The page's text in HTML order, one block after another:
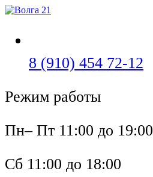
Перейти
8 (910) 454 72-12
Режим работы
Пн– Пт 11:00 до 19:00
Сб 11:00 до 18:00